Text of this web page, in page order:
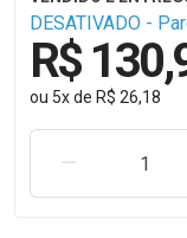
DESATIVADO -
R$
ou 5xde R$ 26,18
REMOVER